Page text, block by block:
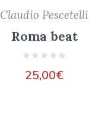
Claudio Pescetelli
Roma beat
25,00€